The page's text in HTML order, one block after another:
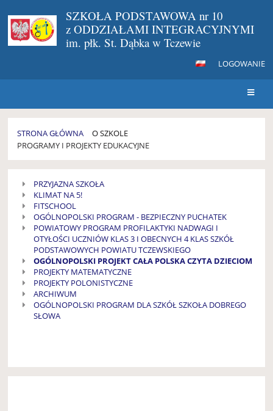
SZKOŁA PODSTAWOWA nr 10
z ODDZIAŁAMI INTEGRACYJNYMI
im. płk. St. Dąbka w Tczewie
LOGOWANIE
STRONA GŁÓWNA
O SZKOLE
PROGRAMY I PROJEKTY EDUKACYJNE
PROJEKTY
EDUKACYJNE
PRZYJAZNA SZKOŁA
KLIMAT NA 5!
FITSCHOOL
OGÓLNOPOLSKI PROGRAM - BEZPIECZNY PUCHATEK
POWIATOWY PROGRAM PROFILAKTYKI NADWAGI I
OTYŁOŚCI UCZNIÓW KLAS 3 I OBECNYCH 4 KLAS SZKÓŁ
PODSTAWOWYCH POWIATU TCZEWSKIEGO
OGÓLNOPOLSKI PROJEKT CAŁA POLSKA CZYTA DZIECIOM
PROJEKTY MATEMATYCZNE
PROJEKTY POLONISTYCZNE
ARCHIWUM
OGÓLNOPOLSKI PROGRAM DLA SZKÓŁ SZKOŁA DOBREGO
SŁOWA